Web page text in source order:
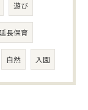
遊び
長保育
自然 入園